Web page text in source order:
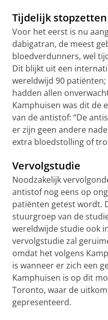
Tijdelijk
Voor het eerst is nu
dabigatran, de meest
bloedverdunners, wel
Dit blijkt uit een
wereldwijd 90
hadden allen
Kamphuisen was dit de
van de antistof: “De
er zijn geen andere
extra bloedstolling of
Vervolgstudie
Noodzakelijk
antistof nog eens op
patiënten getest wordt.
stuurgroep van de
wereldwijde studie ook
vervolgstudie zal
omdat het volgens
is wanneer er zich een
Kamphuisen is op dit
Toronto, waar de
gepresenteerd.